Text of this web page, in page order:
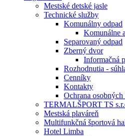
Mestské detské jasle
Technické služby
Komunálny odpad
Komunálne
Separovaný odpad
Zberný dvor
Informačná
Rozhodnutia -
Cenníky
Kontakty
Ochrana
TERMALŠPORT TS
Mestská plaváreň
Multifunkčná športová
Hotel Limba